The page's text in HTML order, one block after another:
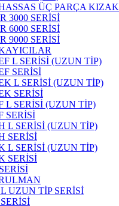
ÜÇ PARÇA
3000 SERİSİ
6000 SERİSİ
9000 SERİSİ
L SERİSİ (UZUN TİP)
SERİSİ
L SERİSİ (UZUN TİP)
SERİSİ
L SERİSİ (UZUN TİP)
SERİSİ
L SERİSİ (UZUN TİP)
SERİSİ
L SERİSİ (UZUN TİP)
SERİSİ
UZUN TİP SERİSİ